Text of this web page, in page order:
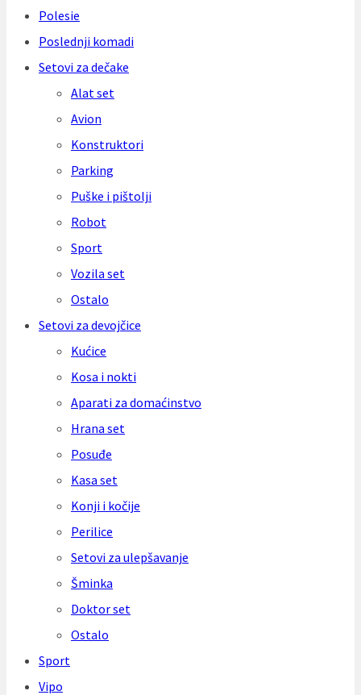
Polesie
Poslednji komadi
Setovi za dečake
Alat set
Avion
Konstruktori
Parking
Puške i pištolji
Robot
Sport
Vozila set
Ostalo
Setovi za devojčice
Kućice
Kosa i nokti
Aparati za domaćinstvo
Hrana set
Posuđe
Kasa set
Konji i kočije
Perilice
Setovi za ulepšavanje
Šminka
Doktor set
Ostalo
Sport
Vipo